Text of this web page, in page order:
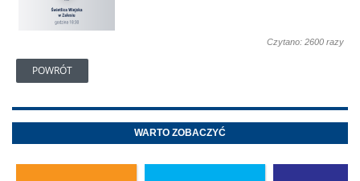
Czytano: 2600 razy
POWRÓT
WARTO ZOBACZYĆ